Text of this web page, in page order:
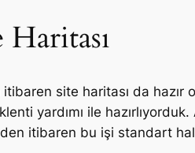
site haritası da
yardımı ile
itibaren bu işi standart